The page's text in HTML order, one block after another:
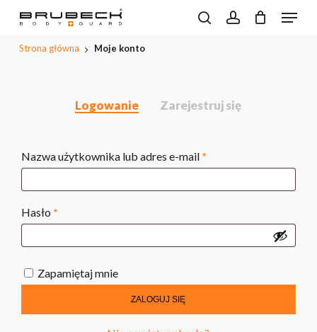
głównej
Wyszukiwarka
Menu
Strona główna Moje konto
Logowanie Zarejestruj się
Nazwa użytkownika lub adres e-mail *Wymagane
Hasło *Wymagane
Zapamiętaj mnie
ZALOGUJ SIĘ